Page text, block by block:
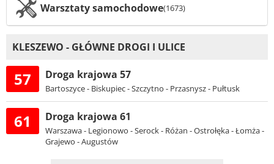
Warsztaty samochodowe(1673)
KLESZEWO - GŁÓWNE DROGI I ULICE
57 Droga krajowa 57
Bartoszyce - Biskupiec - Szczytno - Przasnysz - Pułtusk
61 Droga krajowa 61
Warszawa - Legionowo - Serock - Różan - Ostrołęka - Łomża -
Grajewo - Augustów